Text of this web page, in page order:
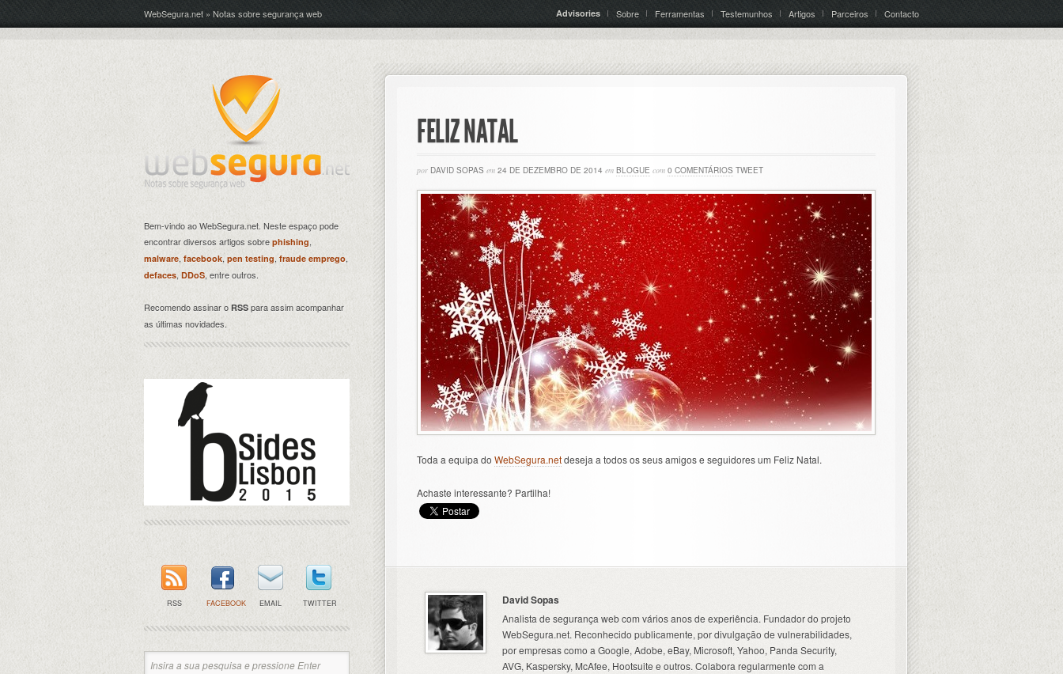
WebSegura.net » Notas sobre segurança web Advisories Sobre Ferramentas Testemunhos Artigos Parceiros Contacto
FELIZ NATAL
por DAVID SOPAS em 24 DE DEZEMBRO DE 2014 em BLOGUE com 0 COMENTÁRIOS TWEET
Toda a equipa do WebSegura.netdeseja a todos os seus amigos e seguidores um Feliz Natal.
Achaste interessante? Partilha!
David Sopas
Analista de segurança web com vários anos de experiência. Fundador do projeto
WebSegura.net. Reconhecido publicamente, por divulgação de vulnerabilidades,
por empresas como a Google, Adobe, eBay, Microsoft, Yahoo, Panda Security,
AVG, Kaspersky, McAfee, Hootsuite e outros. Colabora regularmente com a
Bem-vindo ao WebSegura.net. Neste espaço pode
encontrar diversos artigos sobre phishing,
malware, facebook, pen testing, fraude emprego,
defaces DDoS, entre outros.
Recomendo assinar o RSS para assim acompanhar
as últimas novidades.
RSS FACEBOOK EMAIL TWITTER